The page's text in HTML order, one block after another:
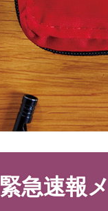
緊急速報